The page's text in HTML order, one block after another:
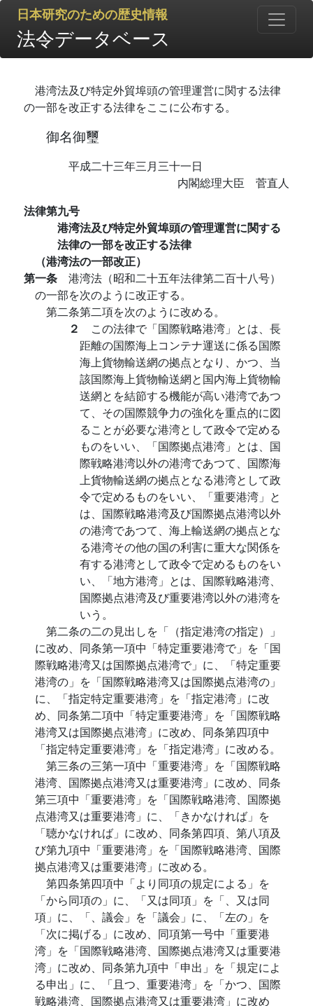
日本研究のための歴史情報
法令データベース
港湾法及び特定外貿埠頭の管理運営に関する法律
の一部を改正する法律をここに公布する。
御名御璽
平成二十三年三月三十一日
内閣総理大臣 菅直人
法律第九号
港湾法及び特定外貿埠頭の管理運営に関する
法律の一部を改正する法律
（港湾法の一部改正）
第一条 港湾法（昭和二十五年法律第二百十八号）
の一部を次のように改正する。
第二条第二項を次のように改める。
２ この法律で「国際戦略港湾」とは、長
距離の国際海上コンテナ運送に係る国際
海上貨物輸送網の拠点となり、かつ、当
該国際海上貨物輸送網と国内海上貨物輸
送網とを結節する機能が高い港湾であつ
て、その国際競争力の強化を重点的に図
ることが必要な港湾として政令で定める
ものをいい、「国際拠点港湾」とは、国
際戦略港湾以外の港湾であつて、国際海
上貨物輸送網の拠点となる港湾として政
令で定めるものをいい、「重要港湾」と
は、国際戦略港湾及び国際拠点港湾以外
の港湾であつて、海上輸送網の拠点とな
る港湾その他の国の利害に重大な関係を
有する港湾として政令で定めるものをい
い、「地方港湾」とは、国際戦略港湾、
国際拠点港湾及び重要港湾以外の港湾を
いう。
第二条の二の見出しを「（指定港湾の指定）」
に改め、同条第一項中「特定重要港湾で」を「国
際戦略港湾又は国際拠点港湾で」に、「特定重要
港湾の」を「国際戦略港湾又は国際拠点港湾の」
に、「指定特定重要港湾」を「指定港湾」に改
め、同条第二項中「特定重要港湾」を「国際戦略
港湾又は国際拠点港湾」に改め、同条第四項中
「指定特定重要港湾」を「指定港湾」に改める。
第三条の三第一項中「重要港湾」を「国際戦略
港湾、国際拠点港湾又は重要港湾」に改め、同条
第三項中「重要港湾」を「国際戦略港湾、国際拠
点港湾又は重要港湾」に、「きかなければ」を
「聴かなければ」に改め、同条第四項、第八項及
び第九項中「重要港湾」を「国際戦略港湾、国際
拠点港湾又は重要港湾」に改める。
第四条第四項中「より同項の規定による」を
「から同項の」に、「又は同項」を「、又は同
項」に、「、議会」を「議会」に、「左の」を
「次に掲げる」に改め、同項第一号中「重要港
湾」を「国際戦略港湾、国際拠点港湾又は重要港
湾」に改め、同条第九項中「申出」を「規定によ
る申出」に、「且つ、重要港湾」を「かつ、国際
戦略港湾、国際拠点港湾又は重要港湾」に改め